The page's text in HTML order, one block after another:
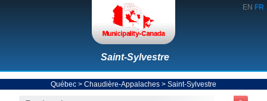
EN FR
Saint-Sylvestre
Québec > Chaudière-Appalaches > Saint-Sylvestre